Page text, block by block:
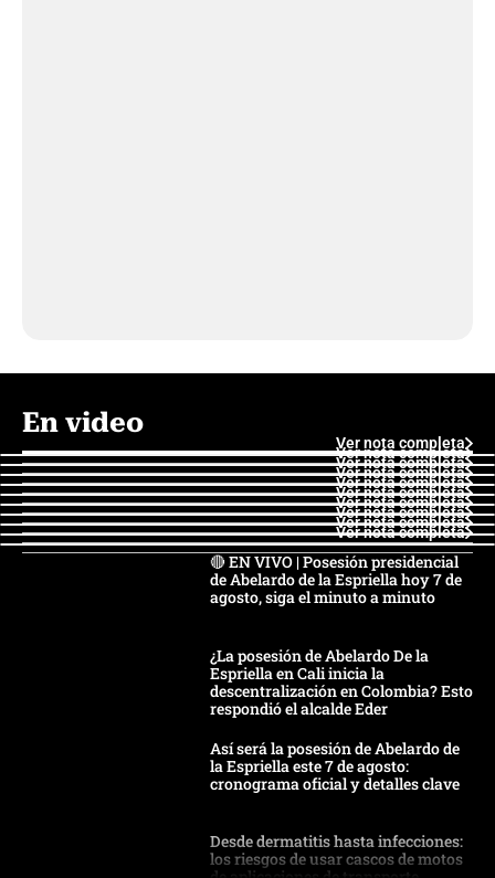
En video
Ver nota completa
Ver nota completa
Ver nota completa
Ver nota completa
Ver nota completa
Ver nota completa
Ver nota completa
Ver nota completa
Ver nota completa
Ver nota completa
🔴 EN VIVO | Posesión presidencial
de Abelardo de la Espriella hoy 7 de
agosto, siga el minuto a minuto
¿La posesión de Abelardo De la
Espriella en Cali inicia la
descentralización en Colombia? Esto
respondió el alcalde Eder
Así será la posesión de Abelardo de
la Espriella este 7 de agosto:
cronograma oficial y detalles clave
Desde dermatitis hasta infecciones:
los riesgos de usar cascos de motos